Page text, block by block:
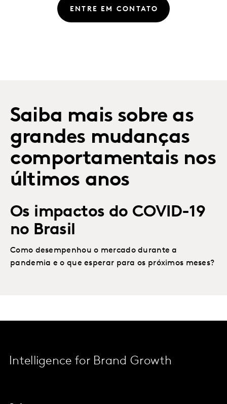
ENTRE EM CONTATO
Saiba mais sobre as
grandes mudanças
comportamentais nos
últimos anos
Os impactos do COVID-19
no Brasil
Como desempenhou o mercado durante a
pandemia e o que esperar para os próximos meses?
Intelligence for Brand Growth